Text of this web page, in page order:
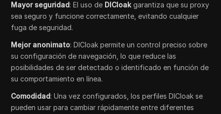
Mayor seguridad: El uso de DICloakgarantiza que su proxy
sea seguro y funcione correctamente, evitando cualquier
fuga de seguridad.
Mejor anonimato: DICloak permite un control preciso sobre
su configuración de navegación, lo que reduce las
posibilidades de ser detectado o identificado en función de
su comportamiento en línea.
Comodidad: Una vez configurados, los perfiles DICloak se
pueden usar para cambiar rápidamente entre diferentes